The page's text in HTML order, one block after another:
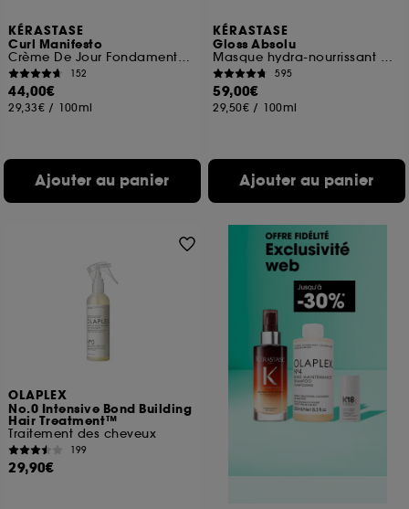
KÉRASTASE
Curl Manifesto
Crème De Jour Fondamentale
152
44,00€
29,33€ / 100ml
Ajouter au panier
KÉRASTASE
Gloss Absolu
Masque hydra-nourrissant pour cheveux épais sujets aux frisottis
595
59,00€
29,50€ / 100ml
Ajouter au panier
OLAPLEX
No.0 Intensive Bond Building
Hair Treatment™
Traitement des cheveux
199
29,90€